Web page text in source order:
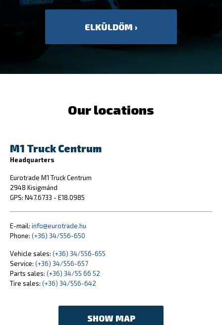
Our locations
M1 Truck Centrum
Headquarters
Eurotrade M1 Truck Centrum
2948 Kisigmánd
GPS: N47.6733 - E18.0985
E-mail: info@eurotrade.hu
Phone: (+36) 34/556-650
Vehicle sales: (+36) 34/556-655
Service: (+36) 34/556-657
Parts sales: (+36) 34/55 66 52
Tire sales: (+36) 34/556-642
SHOW MAP